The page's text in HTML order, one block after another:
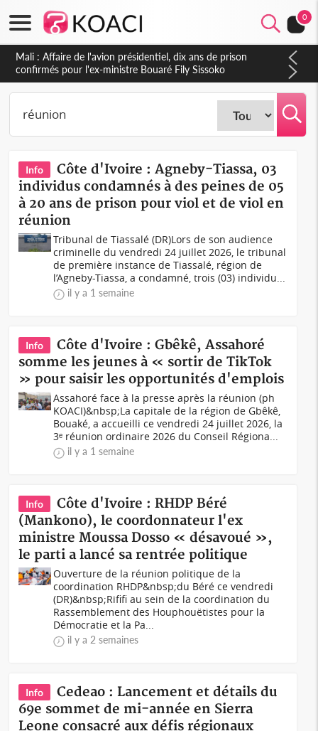
0
Nigeria : Le Togo et le Cameroun principaux acheteurs des
produits de la raffinerie Dangote en juillet
Info
Côte d'Ivoire : Agneby-Tiassa, 03
individus condamnés à des peines de 05
à 20 ans de prison pour viol et de viol en
réunion
Tribunal de Tiassalé (DR)Lors de son audience
criminelle du vendredi 24 juillet 2026, le tribunal
de première instance de Tiassalé, région de
l’Agneby-Tiassa, a condamné, trois (03) individu...
il y a 1 semaine
Info
Côte d'Ivoire : Gbêkê, Assahoré
somme les jeunes à « sortir de TikTok
» pour saisir les opportunités d'emplois
Assahoré face à la presse après la réunion (ph
KOACI)&nbsp;La capitale de la région de Gbêkê,
Bouaké, a accueilli ce vendredi 24 juillet 2026, la
3ᵉ réunion ordinaire 2026 du Conseil Régiona...
il y a 1 semaine
Info
Côte d'Ivoire : RHDP Béré
(Mankono), le coordonnateur l'ex
ministre Moussa Dosso « désavoué »,
le parti a lancé sa rentrée politique
Ouverture de la réunion politique de la
coordination RHDP&nbsp;du Béré ce vendredi
(DR)&nbsp;Rififi au sein de la coordination du
Rassemblement des Houphouëtistes pour la
Démocratie et la Pa...
il y a 2 semaines
Info
Cedeao : Lancement et détails du
69e sommet de mi-année en Sierra
Leone consacré aux défis régionaux